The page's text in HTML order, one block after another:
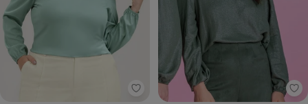
Cativa - Blusa Plus Size em